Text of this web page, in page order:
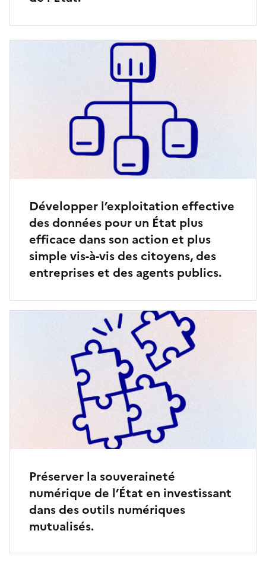
Développer l’exploitation effective
des données pour un État plus
efficace dans son action et plus
simple vis-à-vis des citoyens, des
entreprises et des agents publics.
Préserver la souveraineté
numérique de l’État en investissant
dans des outils numériques
mutualisés.